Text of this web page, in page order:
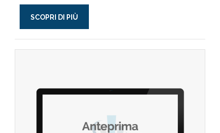
SCOPRI DI PIÙ